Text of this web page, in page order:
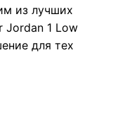
из лучших
Jordan 1 Low
для тех